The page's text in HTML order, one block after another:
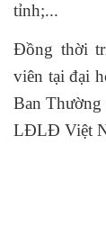
tỉnh;...
Đồng thời
viên tại đại
Ban
LĐLĐ Việt